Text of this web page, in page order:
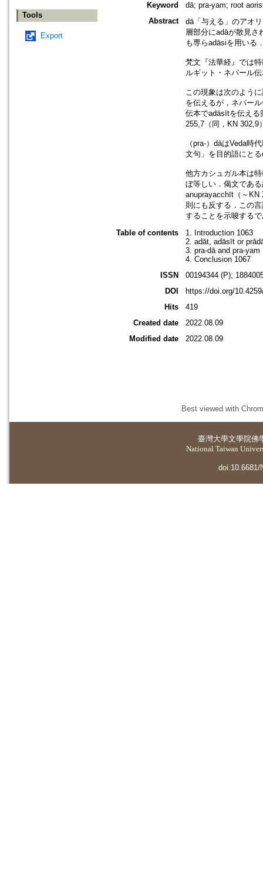
Tools
Export
Keyword
dā; pra-yam; root
Abstract
dā「与える」のアオ
層部分にadāが散見さ
も専らadāsiを用いる
梵文『法華経』では
ルギット・ネパール
この現象は次のよう
を伝えるが，ネパー
伝本でadāsītを伝える
255,7（同，KN 302,9
（pra-）dāはVeda時
文句」を目的語にと
他方カシュガル本は
ぼ等しい．偈文であ
anuprayacchīt（～KN
則にも反する．この
することを示唆する
Table of contents
1. Introduction 1063
2. adāt, adāsīt or
3. pra-dā and pra-yam
4. Conclusion 1067
ISSN
00194344 (P);
DOI
https://doi.org/
Hits
419
Created date
2022.08.09
Modified date
2022.08.09
Best viewed with
臺灣大學文學院佛
National Taiwan
doi:10.6681/